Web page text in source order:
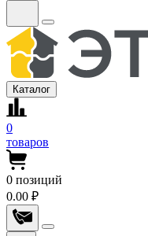
Каталог
0
товаров
0 позиций
0.00 ₽